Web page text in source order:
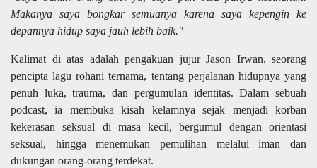
Makanya saya bongkar semuanya karena saya kepengin ke
depannya hidup saya jauh lebih baik."
Kalimat di atas adalah pengakuan jujur Jason Irwan, seorang
pencipta lagu rohani ternama, tentang perjalanan hidupnya yang
penuh luka, trauma, dan pergumulan identitas. Dalam sebuah
podcast, ia membuka kisah kelamnya sejak menjadi korban
kekerasan seksual di masa kecil, bergumul dengan orientasi
seksual, hingga menemukan pemulihan melalui iman dan
dukungan orang-orang terdekat.